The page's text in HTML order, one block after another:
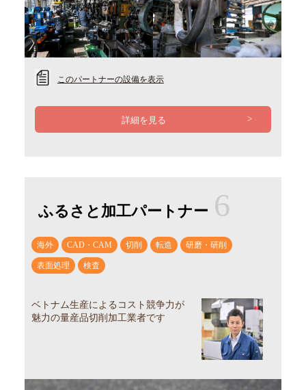
このパートナーの設備を表示
詳細を見る
ふるさと加工パートナー 6
海外 CAD・CAM 切削 転造 研磨・研削
表面処理 検査
ベトナム生産によるコスト競争力が
魅力の量産品切削加工業者です